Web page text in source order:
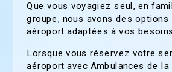
Que vous voyagiez seul, en
groupe, nous avons des options
aéroport adaptées à vos
Lorsque vous réservez votre
aéroport avec Ambulances de la